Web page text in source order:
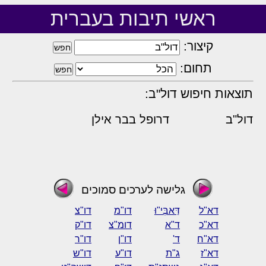
ראשי תיבות בעברית
קיצור:
תחום:
תוצאות חיפוש דול"ב:
דול"ב דרופל בבר אילן
גלישה לערכים סמוכים
דא"ל דַּאבְּי"וּ דו"מ
דו"צ
דא"כ
ד"א דומ"צ
דו"ק
דא"ח
ד' דו"ן
דו"ר
דא"ז
ג"ת דו"ע
דו"ש